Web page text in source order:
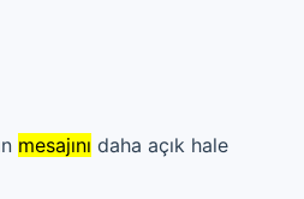
mesajını daha açık hale